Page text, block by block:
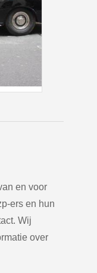
en voor
ers en hun
Wij
over